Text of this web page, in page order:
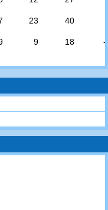
23 40
9 18 -